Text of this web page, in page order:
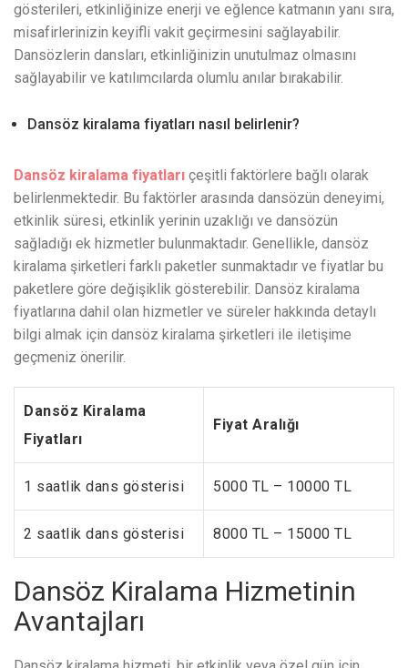
gösterileri, etkinliğinize enerji ve eğlence katmanın yanı sıra,
misafirlerinizin keyifli vakit geçirmesini sağlayabilir.
Dansözlerin dansları, etkinliğinizin unutulmaz olmasını
sağlayabilir ve katılımcılarda olumlu anılar bırakabilir.
Dansöz kiralama fiyatları nasıl belirlenir?
Dansöz kiralama fiyatları çeşitli faktörlere bağlı olarak
belirlenmektedir. Bu faktörler arasında dansözün deneyimi,
etkinlik süresi, etkinlik yerinin uzaklığı ve dansözün
sağladığı ek hizmetler bulunmaktadır. Genellikle, dansöz
kiralama şirketleri farklı paketler sunmaktadır ve fiyatlar bu
paketlere göre değişiklik gösterebilir. Dansöz kiralama
fiyatlarına dahil olan hizmetler ve süreler hakkında detaylı
bilgi almak için dansöz kiralama şirketleri ile iletişime
geçmeniz önerilir.
Dansöz Kiralama
Fiyatları
Fiyat Aralığı
1 saatlik dans gösterisi 5000 TL – 10000 TL
2 saatlik dans gösterisi 8000 TL – 15000 TL
Dansöz Kiralama Hizmetinin
Avantajları